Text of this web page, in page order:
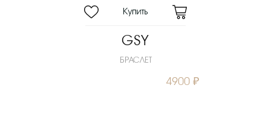
GSY
БРАСЛЕТ
4900 ₽